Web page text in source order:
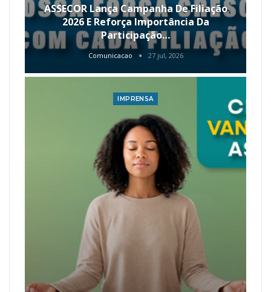
ASSECOR Lança Campanha De Filiação
2026 E Reforça Importância Da
Participação…
Comunicacao 27 jul, 2026
IMPRENSA